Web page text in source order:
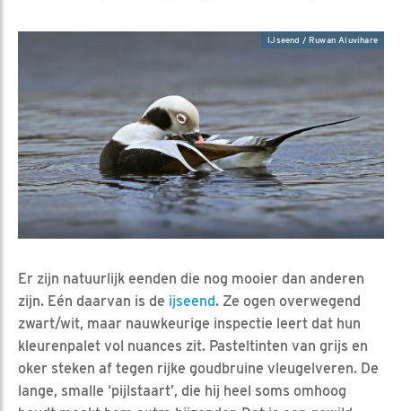
IJseend / Ruwan Aluvihare
Er zijn natuurlijk eenden die nog mooier dan anderen
zijn. Eén daarvan is de ijseend. Ze ogen overwegend
zwart/wit, maar nauwkeurige inspectie leert dat hun
kleurenpalet vol nuances zit. Pasteltinten van grijs en
oker steken af tegen rijke goudbruine vleugelveren. De
lange, smalle ‘pijlstaart’, die hij heel soms omhoog